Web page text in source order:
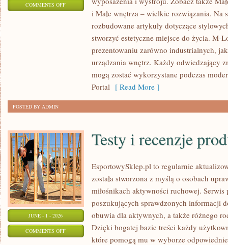
COMMENTS OFFON
i Małe wnętrza – wielkie rozwiązania. Na
rozbudowane artykuły dotyczące
stworzyć estetyczne miejsce do życia. M-
prezentowaniu zarówno industrialnych,
urządzania wnętrz. Każdy odwiedzający
mogą zostać wykorzystane podczas
Portal [ Read More ]
POSTED BY ADMIN
JUNE - 1 - 2026
COMMENTS OFFON
Testy i recenzje
EsportowySklep.pl to regularnie
została stworzona z myślą o osobach
miłośnikach aktywności ruchowej.
poszukujących sprawdzonych informacji
obuwia dla aktywnych, a także różnego
Dzięki bogatej bazie treści każdy
które pomogą mu w wyborze